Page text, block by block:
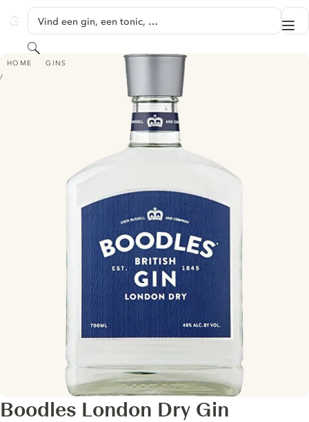
GINVENTORY
Vind een gin, een tonic, …
Zoeken
HOME GINS
BOODLES LONDON DRY GIN
Boodles London Dry Gin